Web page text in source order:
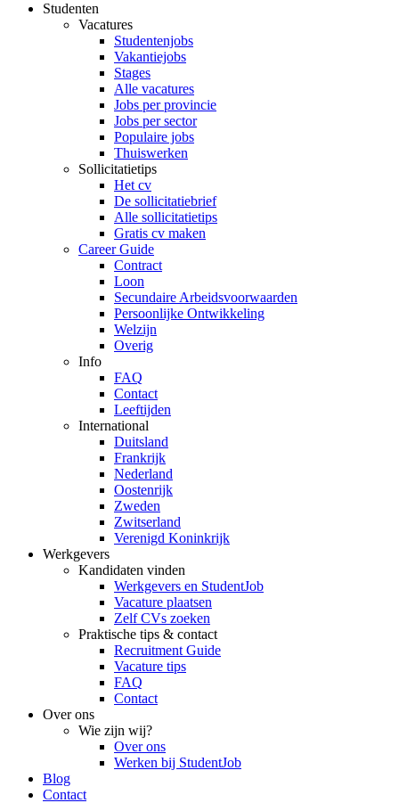
Studenten
Vacatures
Studentenjobs
Vakantiejobs
Stages
Alle vacatures
Jobs per provincie
Jobs per sector
Populaire jobs
Thuiswerken
Sollicitatietips
Het cv
De sollicitatiebrief
Alle sollicitatietips
Gratis cv maken
Career Guide
Contract
Loon
Secundaire Arbeidsvoorwaarden
Persoonlijke Ontwikkeling
Welzijn
Overig
Info
FAQ
Contact
Leeftijden
International
Duitsland
Frankrijk
Nederland
Oostenrijk
Zweden
Zwitserland
Verenigd Koninkrijk
Werkgevers
Kandidaten vinden
Werkgevers en StudentJob
Vacature plaatsen
Zelf CVs zoeken
Praktische tips & contact
Recruitment Guide
Vacature tips
FAQ
Contact
Over ons
Wie zijn wij?
Over ons
Werken bij StudentJob
Blog
Contact